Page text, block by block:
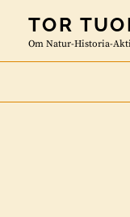
content
TOR
Om Natur-Historia-